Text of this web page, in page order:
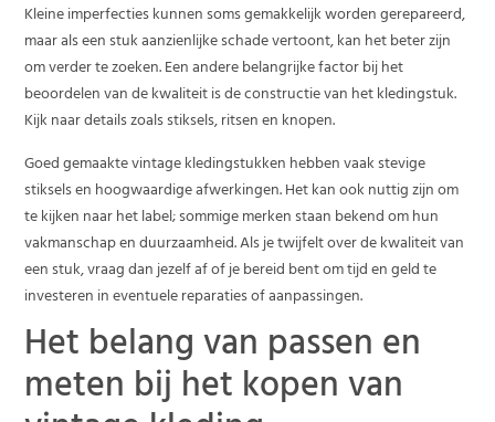
Kleine imperfecties kunnen soms gemakkelijk worden gerepareerd,
maar als een stuk aanzienlijke schade vertoont, kan het beter zijn
om verder te zoeken. Een andere belangrijke factor bij het
beoordelen van de kwaliteit is de constructie van het kledingstuk.
Kijk naar details zoals stiksels, ritsen en knopen.
Goed gemaakte vintage kledingstukken hebben vaak stevige
stiksels en hoogwaardige afwerkingen. Het kan ook nuttig zijn om
te kijken naar het label; sommige merken staan bekend om hun
vakmanschap en duurzaamheid. Als je twijfelt over de kwaliteit van
een stuk, vraag dan jezelf af of je bereid bent om tijd en geld te
investeren in eventuele reparaties of aanpassingen.
Het belang van passen en
meten bij het kopen van